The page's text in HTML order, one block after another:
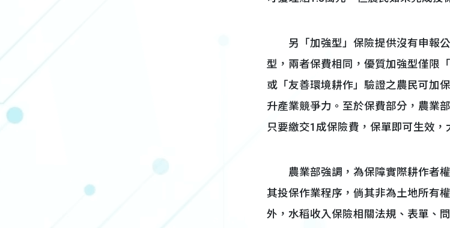
另「加強型」保險提供沒有申報公
型，兩者保費相同，優質加強型僅限
或「友善環境耕作」驗證之農民可加
升產業競爭力。至於保費部分，農業
只要繳交1成保險費，保單即可生效，
農業部強調，為保障實際耕作者權
其投保作業程序，倘其非為土地所有
外，水稻收入保險相關法規、表單、